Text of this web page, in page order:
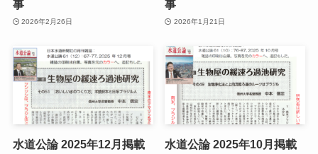
事
2026年2月26日
事
2026年1月21日
水道公論 2025年12月掲載
水道公論 2025年10月掲載